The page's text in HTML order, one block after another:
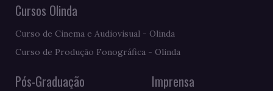
Cursos Olinda
Curso de Cinema e Audiovisual - Olinda
Curso de Produção Fonográfica - Olinda
Pós-Graduação Imprensa